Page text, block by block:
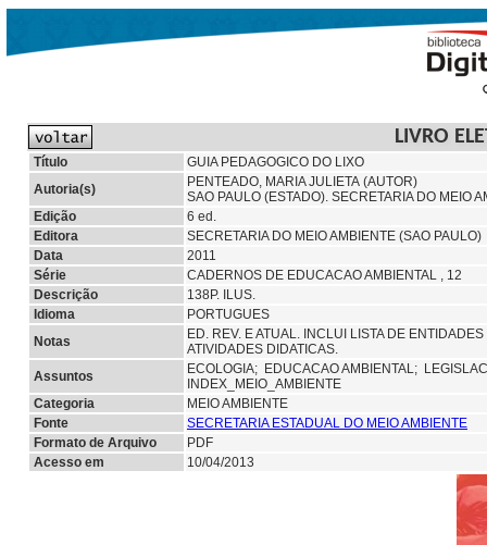
LIVRO
Título
GUIA PEDAGOGICO DO LIXO
Autoria(s)
PENTEADO, MARIA JULIETA (AUTOR)
SAO PAULO (ESTADO). SECRETARIA DO MEIO
Edição
6 ed.
Editora
SECRETARIA DO MEIO AMBIENTE (SAO PAULO)
Data
2011
Série
CADERNOS DE EDUCACAO AMBIENTAL , 12
Descrição
138P. ILUS.
Idioma
PORTUGUES
Notas
ED. REV. E ATUAL. INCLUI LISTA DE
ATIVIDADES DIDATICAS.
Assuntos
ECOLOGIA; EDUCACAO AMBIENTAL;
INDEX_MEIO_AMBIENTE
Categoria
MEIO AMBIENTE
Fonte
SECRETARIA ESTADUAL DO MEIO AMBIENTE
Formato de Arquivo
PDF
Acesso em
10/04/2013